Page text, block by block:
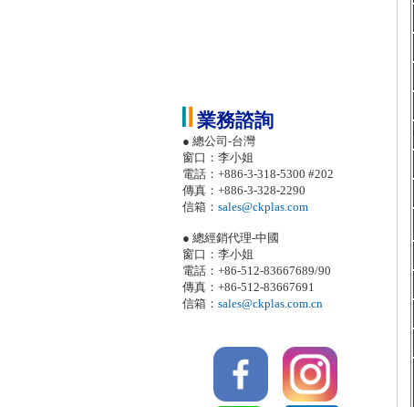
業務諮詢
● 總公司-台灣
窗口：李小姐
電話：+886-3-318-5300 #202
傳真：+886-3-328-2290
信箱： sales@ckplas.com
● 總經銷代理-中國
窗口：李小姐
電話：+86-512-83667689/90
傳真：+86-512-83667691
信箱： sales@ckplas.com.cn